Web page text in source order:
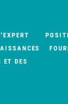
ET DES